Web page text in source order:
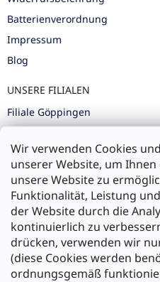
Wir verwenden Cookies
unserer Website, um
unsere Website zu
Funktionalität, Leistung
der Website durch die
kontinuierlich zu
drücken, verwenden wir
(diese Cookies werden
ordnungsgemäß
Batterienverordnung
Impressum
Blog
UNSERE FILIALEN
Filiale Göppingen
Filiale Ulm
Zahlung und Versand
Versand mit: